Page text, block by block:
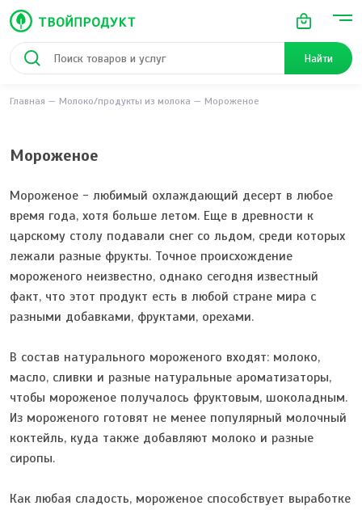
Найти
Главная Молоко/продукты из молока Мороженое
Мороженое
Мороженое - любимый охлаждающий десерт в любое
время года, хотя больше летом. Еще в древности к
царскому столу подавали снег со льдом, среди которых
лежали разные фрукты. Точное происхождение
мороженого неизвестно, однако сегодня известный
факт, что этот продукт есть в любой стране мира с
разными добавками, фруктами, орехами.
В состав натурального мороженого входят: молоко,
масло, сливки и разные натуральные ароматизаторы,
чтобы мороженое получалось фруктовым, шоколадным.
Из мороженого готовят не менее популярный молочный
коктейль, куда также добавляют молоко и разные
сиропы.
Как любая сладость, мороженое способствует выработке